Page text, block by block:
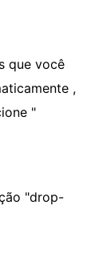
que você
,
"
"drop-